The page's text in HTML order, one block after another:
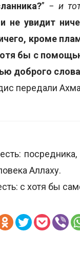
” − и
не увидит
кроме
бы с
доброго
передали
Аллаху.
с хотя бы